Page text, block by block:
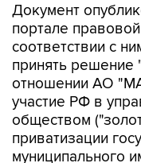
Документ
портале
соответствии с
принять решение
отношении АО
участие РФ в
обществом
приватизации
муниципального